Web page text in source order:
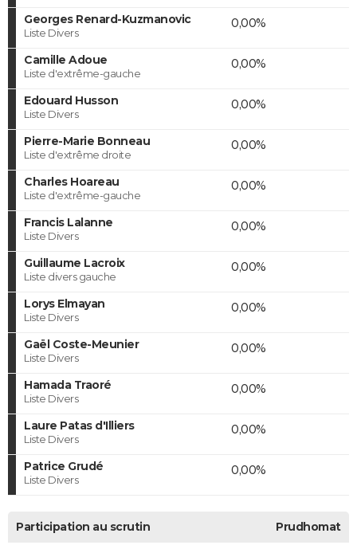
Georges Renard-Kuzmanovic
Liste Divers
0,00%
Camille Adoue
Liste d'extrême-gauche
0,00%
Edouard Husson
Liste Divers
0,00%
Pierre-Marie Bonneau
Liste d'extrême droite
0,00%
Charles Hoareau
Liste d'extrême-gauche
0,00%
Francis Lalanne
Liste Divers
0,00%
Guillaume Lacroix
Liste divers gauche
0,00%
Lorys Elmayan
Liste Divers
0,00%
Gaël Coste-Meunier
Liste Divers
0,00%
Hamada Traoré
Liste Divers
0,00%
Laure Patas d'Illiers
Liste Divers
0,00%
Patrice Grudé
Liste Divers
0,00%
Participation au scrutin Prudhomat